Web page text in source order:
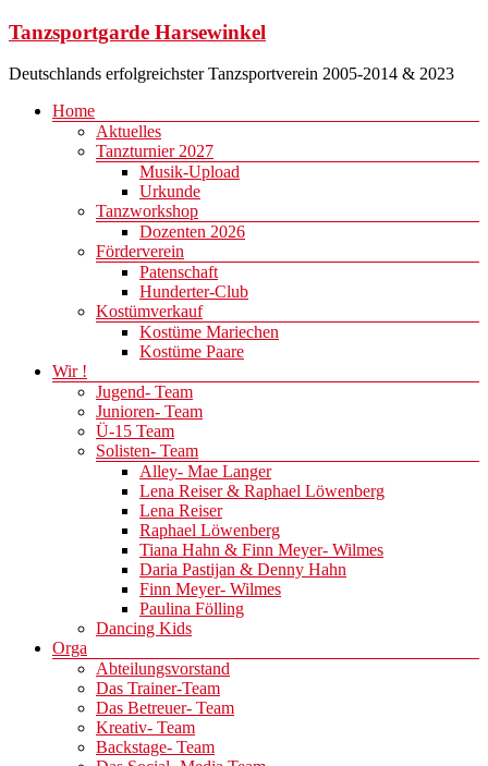
Zum
springen
Tanzsportgarde Harsewinkel
Deutschlands erfolgreichster Tanzsportverein 2005-2014 & 2023
Menü
Home
Aktuelles
Tanzturnier 2027
Musik-Upload
Urkunde
Tanzworkshop
Dozenten 2026
Förderverein
Patenschaft
Hunderter-Club
Kostümverkauf
Kostüme Mariechen
Kostüme Paare
Wir !
Jugend- Team
Junioren- Team
Ü-15 Team
Solisten- Team
Alley- Mae Langer
Lena Reiser & Raphael Löwenberg
Lena Reiser
Raphael Löwenberg
Tiana Hahn & Finn Meyer- Wilmes
Daria Pastijan & Denny Hahn
Finn Meyer- Wilmes
Paulina Fölling
Dancing Kids
Orga
Abteilungsvorstand
Das Trainer-Team
Das Betreuer- Team
Kreativ- Team
Backstage- Team